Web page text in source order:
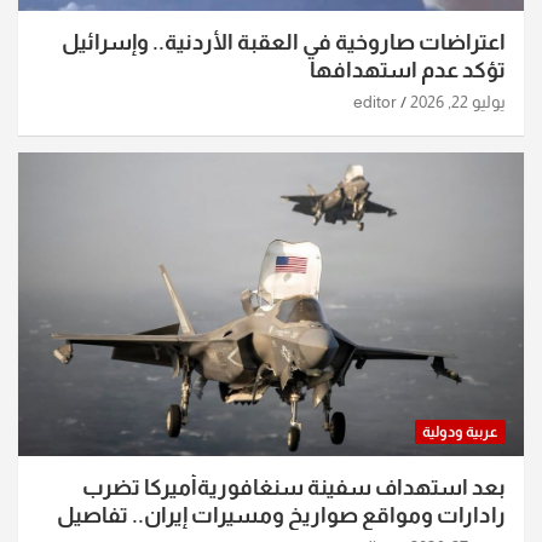
اعتراضات صاروخية في العقبة الأردنية.. وإسرائيل
تؤكد عدم استهدافها
يوليو 22, 2026 editor
عربية ودولية
بعد استهداف سفينة سنغافوريةأميركا تضرب
رادارات ومواقع صواريخ ومسيرات إيران.. تفاصيل